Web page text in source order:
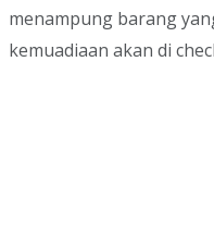
menampung barang
kemuadiaan akan di